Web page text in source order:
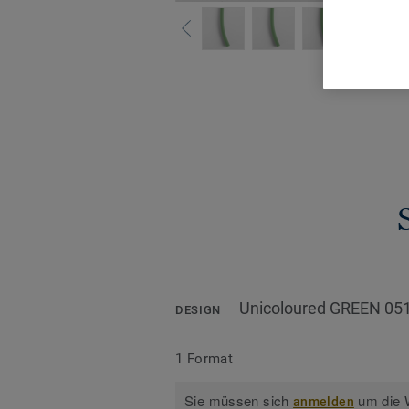
DESIGN Unicoloured GREEN
1 Format
Sie müssen sichanmelden um die